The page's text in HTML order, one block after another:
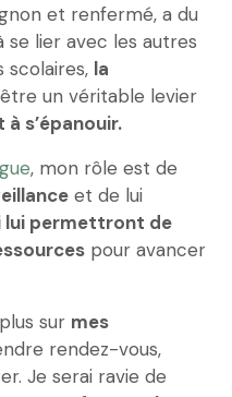
et renfermé, a du
se lier avec les autres
la
un véritable levier
s’épanouir.
, mon rôle est de
et de lui
lui permettront de
pour avancer
sur mes
rendez-vous,
Je serai ravie de